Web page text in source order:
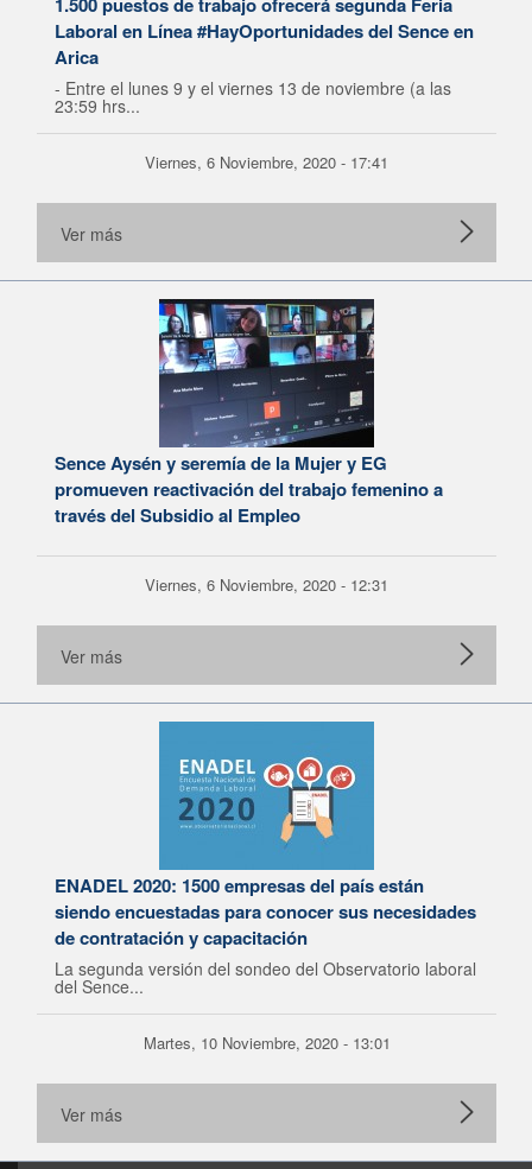
Laboral en Línea #HayOportunidades del Sence en
Arica
- Entre el lunes 9 y el viernes 13 de noviembre (a las
23:59 hrs...
Viernes, 6 Noviembre, 2020 - 17:41
Ver más
Sence Aysén y seremía de la Mujer y EG
promueven reactivación del trabajo femenino a
través del Subsidio al Empleo
Viernes, 6 Noviembre, 2020 - 12:31
Ver más
ENADEL 2020: 1500 empresas del país están
siendo encuestadas para conocer sus necesidades
de contratación y capacitación
La segunda versión del sondeo del Observatorio laboral
del Sence...
Martes, 10 Noviembre, 2020 - 13:01
Ver más